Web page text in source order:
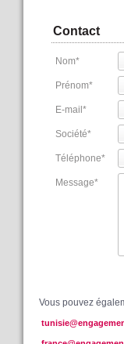
Contact
Nom*
Prénom*
E-mail *
Société*
Téléphone*
Message*
Vous pouvez